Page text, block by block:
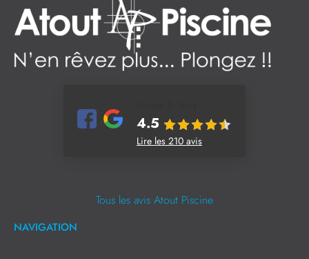
4.5
Lire les 210 avis
Tous les avis Atout Piscine
NAVIGATION